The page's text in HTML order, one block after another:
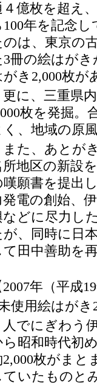
４億枚を超え
100年を記念し
のは、東京の
3冊の絵はがき
がき 2,000枚が
に、三重県
枚を発掘。
く、地域の原
た、あとが
所地区の新設
嘆願書を提出
発電の創始、
などに尽力し
が、同時に日
て田中善助を
2007年（平成19
使用絵はがき
でにぎわう
ら昭和時代初
2,000枚がまと
ていたものと